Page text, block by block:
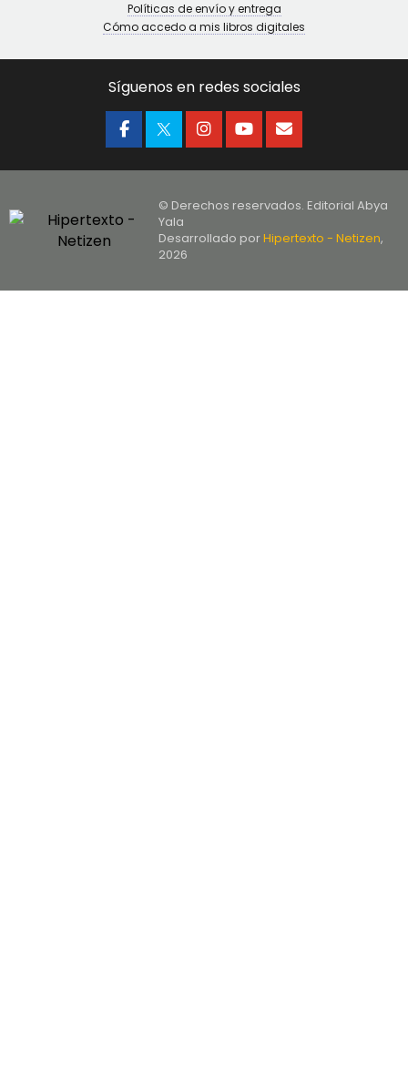
Políticas de envío y entrega
Cómo accedo a mis libros digitales
Síguenos en redes sociales
© Derechos reservados. Editorial Abya
Yala
Desarrollado porHipertexto - Netizen,
2026